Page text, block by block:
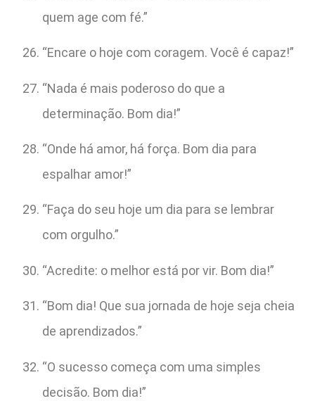
quem age com fé.”
“Encare o hoje com coragem. Você é capaz!”
“Nada é mais poderoso do que a
determinação. Bom dia!”
“Onde há amor, há força. Bom dia para
espalhar amor!”
“Faça do seu hoje um dia para se lembrar
com orgulho.”
“Acredite: o melhor está por vir. Bom dia!”
“Bom dia! Que sua jornada de hoje seja cheia
de aprendizados.”
“O sucesso começa com uma simples
decisão. Bom dia!”